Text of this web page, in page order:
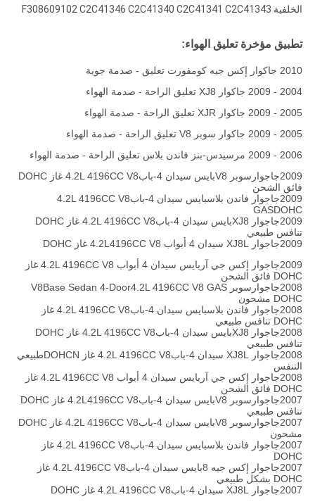
الخلفية F308609102 C2C41346 C2C41340 C2C41341 C2C41343
تطبيق مؤخرة تعليق الهواء:
2010 جاكوار إكس جيه كومفورت تعليق - صدمة جوية
2004 - 2009 جاكوار XJ8 تعليق الراحة - صدمة الهواء
2005 - 2009 جاكوار XJR تعليق الراحة - صدمة الهواء
2005 - 2009 جاكوار سوبر V8 تعليق الراحة - صدمة الهواء
2006 - 2009 مرسيدس-بنز فاندن بلاس تعليق الراحة - صدمة الهواء
2009جاجوارسوبر V8بايس سيدان 4-باب4.2L 4196CC V8 غاز DOHC
فائق الشحن
2009جاجوار فاندن بلاسبايس سيدان 4-باب4.2L 4196CC V8
GASDOHC
2009جاجوار XJ8بايس سيدان 4-باب4.2L 4196CC V8 غاز DOHC
تنافس طبيعي
2009جاجوار XJ8L سيدان 4 أبواب 4.2L4196CC V8 غاز DOHC
2009جاجوار إكس جي آربايس سيدان 4 أبواب 4.2L 4196CC V8 غاز
DOHC فائق الشحن
2008جاجوارسوبر V8Base Sedan 4-Door4.2L 4196CC V8 GAS
DOHC مشحون
2008جاجوار فاندن بلاسبايس سيدان 4-باب4.2L 4196CC V8 غاز
DOHC تنافس طبيعي
2008جاجوار XJ8بايس سيدان 4-باب4.2L 4196CC V8 غاز DOHC
تنافس طبيعي
2008جاجوار XJ8L سيدان 4-باب4.2L 4196CC V8 غاز DOHCNطبيعي
التنفس
2008جاجوار إكس جي آربايس سيدان 4 أبواب 4.2L 4196CC V8 غاز
DOHC فائق الشحن
2007جاجوارسوبر V8بايس سيدان 4-باب4.2L4196CC V8 غاز DOHC
تنافس طبيعي
2007جاجوارسوبر V8بايس سيدان 4-باب4.2L 4196CC V8 غاز DOHC
مشحون
2007جاجوار فاندن بلاسبايس سيدان 4-باب4.2L 4196CC V8 غاز
DOHC
2007جاجوار إكس جيه 8بايس سيدان 4-باب4.2L 4196CC V8 غاز
DOHC بشكل طبيعي
2007جاجوار XJ8L سيدان 4-باب4.2L 4196CC V8 غاز DOHC